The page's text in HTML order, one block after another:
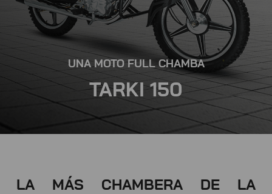
UNA MOTO FULL CHAMBA
TARKI 150
LA MÁS CHAMBERA DE LA